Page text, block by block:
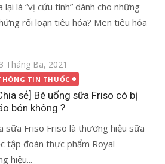
là “vị cứu tinh” dành cho những
rối loạn tiêu hóa? Men tiêu hóa
Tháng Ba, 2021
TIN THUỐC
sẻ] Bé uống sữa Friso có bị
bón không ?
sữa Friso Friso là thương hiệu sữa
tập đoàn thực phẩm Royal
hiệu...